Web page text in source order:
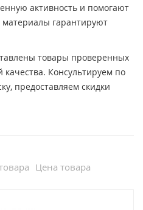
активность и помогают
материалы гарантируют
товары проверенных
качества. Консультируем по
предоставляем скидки
Цена товара